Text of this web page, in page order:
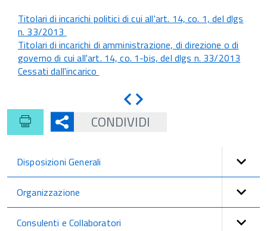
Titolari di incarichi politici di cui all'art. 14, co. 1, del dlgs
n. 33/2013
Titolari di incarichi di amministrazione, di direzione o di
governo di cui all'art. 14, co. 1-bis, del dlgs n. 33/2013
Cessati dall'incarico
Indietro
CONDIVIDI
Disposizioni Generali
Organizzazione
Consulenti e Collaboratori